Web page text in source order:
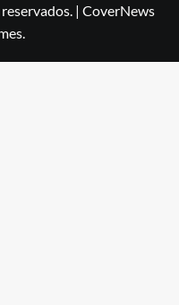
| CoverNews